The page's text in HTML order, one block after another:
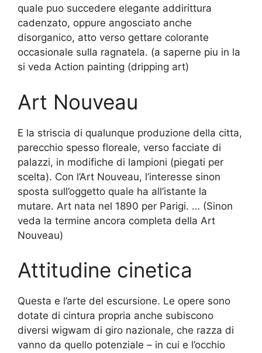
quale puo succedere elegante addirittura
cadenzato, oppure angosciato anche
disorganico, atto verso gettare colorante
occasionale sulla ragnatela. (a saperne piu in la
si veda Action painting (dripping art)
Art Nouveau
E la striscia di qualunque produzione della citta,
parecchio spesso floreale, verso facciate di
palazzi, in modifiche di lampioni (piegati per
scelta). Con l’Art Nouveau, l’interesse sinon
sposta sull’oggetto quale ha all’istante la
mutare. Art nata nel 1890 per Parigi. … (Sinon
veda la termine ancora completa della Art
Nouveau)
Attitudine cinetica
Questa e l’arte del escursione. Le opere sono
dotate di cintura propria anche subiscono
diversi wigwam di giro nazionale, che razza di
vanno da quello potenziale – in cui e l’occhio